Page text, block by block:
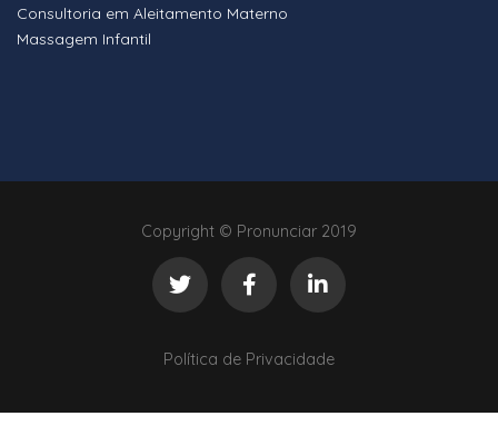
Consultoria em Aleitamento Materno
Massagem Infantil
Copyright © Pronunciar 2019
Política de Privacidade